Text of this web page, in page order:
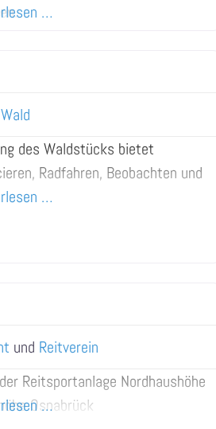
…
Wald
des Waldstücks bietet
Radfahren, Beobachten und
…
und Reitverein
Reitsportanlage Nordhaushöhe
Osnabrück
…